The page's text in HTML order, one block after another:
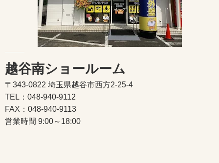
越谷南ショールーム
〒343-0822 埼玉県越谷市西方2-25-4
TEL：048-940-9112
FAX：048-940-9113
営業時間 9:00～18:00